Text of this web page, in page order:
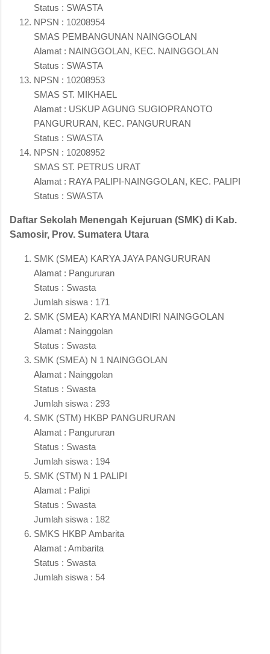
Status : SWASTA
NPSN : 10208954
SMAS PEMBANGUNAN NAINGGOLAN
Alamat : NAINGGOLAN, KEC. NAINGGOLAN
Status : SWASTA
NPSN : 10208953
SMAS ST. MIKHAEL
Alamat : USKUP AGUNG SUGIOPRANOTO
PANGURURAN, KEC. PANGURURAN
Status : SWASTA
NPSN : 10208952
SMAS ST. PETRUS URAT
Alamat : RAYA PALIPI-NAINGGOLAN, KEC. PALIPI
Status : SWASTA
Daftar Sekolah Menengah Kejuruan (SMK) di Kab.
Samosir, Prov. Sumatera Utara
SMK (SMEA) KARYA JAYA PANGURURAN
Alamat : Pangururan
Status : Swasta
Jumlah siswa : 171
SMK (SMEA) KARYA MANDIRI NAINGGOLAN
Alamat : Nainggolan
Status : Swasta
SMK (SMEA) N 1 NAINGGOLAN
Alamat : Nainggolan
Status : Swasta
Jumlah siswa : 293
SMK (STM) HKBP PANGURURAN
Alamat : Pangururan
Status : Swasta
Jumlah siswa : 194
SMK (STM) N 1 PALIPI
Alamat : Palipi
Status : Swasta
Jumlah siswa : 182
SMKS HKBP Ambarita
Alamat : Ambarita
Status : Swasta
Jumlah siswa : 54